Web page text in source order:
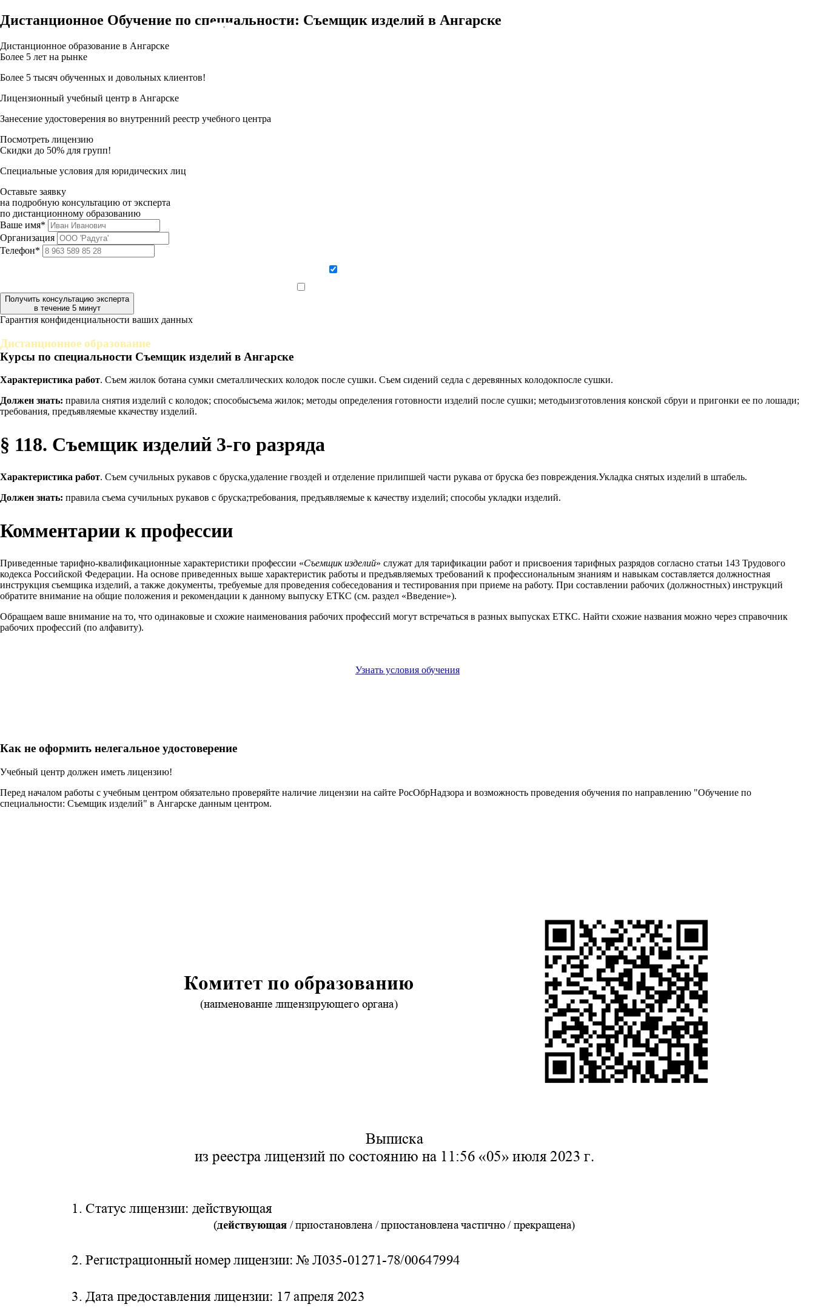
Дистанционное Обучение по специальности: Съемщик изделий в Ангарске
Дистанционное образование в Ангарске
Более 5 лет на рынке
Более 5 тысяч обученных и довольных клиентов!
Лицензионный учебный центр в Ангарске
Занесение удостоверения во внутренний реестр учебного центра
Посмотреть лицензию
Скидки до 50% для групп!
Специальные условия для юридических лиц
Оставьте заявку
на подробную консультацию от эксперта
по дистанционному образованию
Ваше имя*
Организация
Телефон*
Получить консультацию эксперта
в течение 5 минут
Гарантия конфиденциальности ваших данных
Дистанционное образование
Курсы по специальности Съемщик изделий в Ангарске
Характеристика работ. Съем жилок ботана сумки сметаллических колодок после сушки. Съем сидений седла с деревянных колодокпосле сушки.
Должен знать: правила снятия изделий с колодок; способысъема жилок; методы определения готовности изделий после сушки; методыизготовления конской сбруи и пригонки ее по лошади;
требования, предъявляемые ккачеству изделий.
§ 118. Съемщик изделий 3-го разряда
Характеристика работ. Съем сучильных рукавов с бруска,удаление гвоздей и отделение прилипшей части рукава от бруска без повреждения.Укладка снятых изделий в штабель.
Должен знать: правила съема сучильных рукавов с бруска;требования, предъявляемые к качеству изделий; способы укладки изделий.
Комментарии к профессии
Приведенные тарифно-квалификационные характеристики профессии «Съемщик изделий» служат для тарификации работ и присвоения тарифных разрядов согласно статьи 143 Трудового
кодекса Российской Федерации. На основе приведенных выше характеристик работы и предъявляемых требований к профессиональным знаниям и навыкам составляется должностная
инструкция съемщика изделий, а также документы, требуемые для проведения собеседования и тестирования при приеме на работу. При составлении рабочих (должностных) инструкций
обратите внимание на общие положения и рекомендации к данному выпуску ЕТКС (см. раздел «Введение»).
Обращаем ваше внимание на то, что одинаковые и схожие наименования рабочих профессий могут встречаться в разных выпусках ЕТКС. Найти схожие названия можно через справочник
рабочих профессий (по алфавиту).
Узнать условия обучения
Как не оформить нелегальное удостоверение
Учебный центр должен иметь лицензию!
Перед началом работы с учебным центром обязательно проверяйте наличие лицензии на сайте РосОбрНадзора и возможность проведения обучения по направлению "Обучение по
специальности: Съемщик изделий" в Ангарске данным центром.